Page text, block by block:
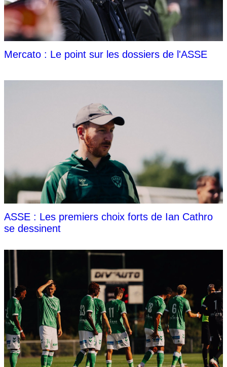
Mercato : Le point sur les dossiers de l'ASSE
ASSE : Les premiers choix forts de Ian Cathro
se dessinent